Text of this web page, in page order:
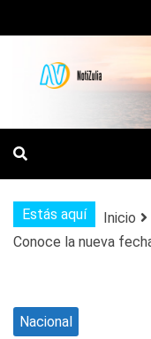
al
contenido
DE
Estás aquí Inicio
Conoce la nueva
Nacional